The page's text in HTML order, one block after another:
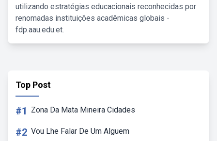
utilizando estratégias educacionais reconhecidas por
renomadas instituições acadêmicas globais -
fdp.aau.edu.et.
Top Post
#1 Zona Da Mata Mineira Cidades
#2 Vou Lhe Falar De Um Alguem